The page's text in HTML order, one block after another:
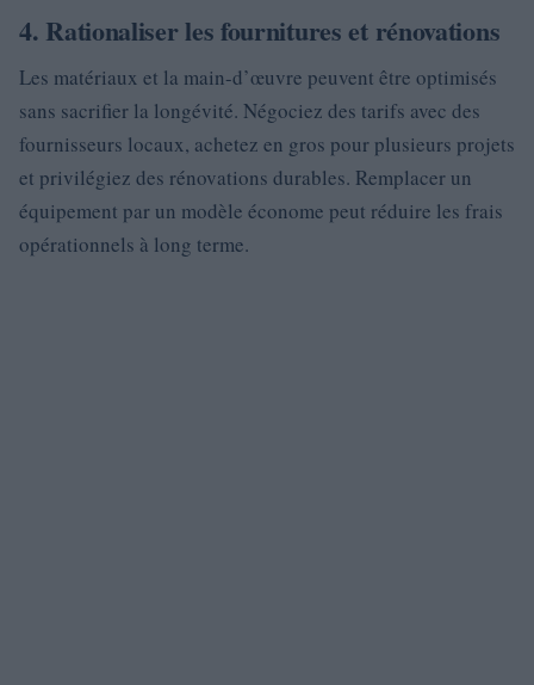
4. Rationaliser les fournitures et rénovations
Les matériaux et la main-d’œuvre peuvent être optimisés
sans sacrifier la longévité. Négociez des tarifs avec des
fournisseurs locaux, achetez en gros pour plusieurs projets
et privilégiez des rénovations durables. Remplacer un
équipement par un modèle économe peut réduire les frais
opérationnels à long terme.